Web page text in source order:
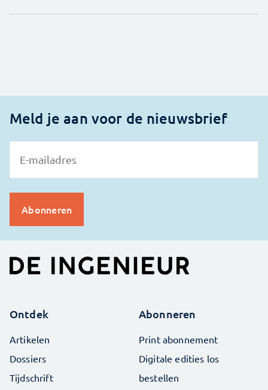
Meld je aan voor de nieuwsbrief
Ontdek
Artikelen
Dossiers
Tijdschrift
Abonneren
Print abonnement
Digitale edities los
bestellen